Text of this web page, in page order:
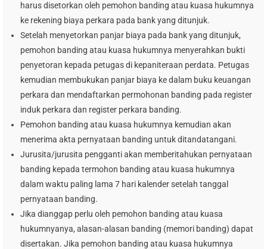
harus disetorkan oleh pemohon banding atau kuasa hukumnya
ke rekening biaya perkara pada bank yang ditunjuk.
Setelah menyetorkan panjar biaya pada bank yang ditunjuk,
pemohon banding atau kuasa hukumnya menyerahkan bukti
penyetoran kepada petugas di kepaniteraan perdata. Petugas
kemudian membukukan panjar biaya ke dalam buku keuangan
perkara dan mendaftarkan permohonan banding pada register
induk perkara dan register perkara banding.
Pemohon banding atau kuasa hukumnya kemudian akan
menerima akta pernyataan banding untuk ditandatangani.
Jurusita/jurusita pengganti akan memberitahukan pernyataan
banding kepada termohon banding atau kuasa hukumnya
dalam waktu paling lama 7 hari kalender setelah tanggal
pernyataan banding.
Jika dianggap perlu oleh pemohon banding atau kuasa
hukumnyanya, alasan-alasan banding (memori banding) dapat
disertakan. Jika pemohon banding atau kuasa hukumnya